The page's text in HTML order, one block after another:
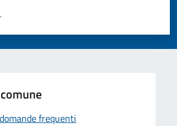
pagina
5 stelle su 5
stelle su 5
su 5
5
frequenti